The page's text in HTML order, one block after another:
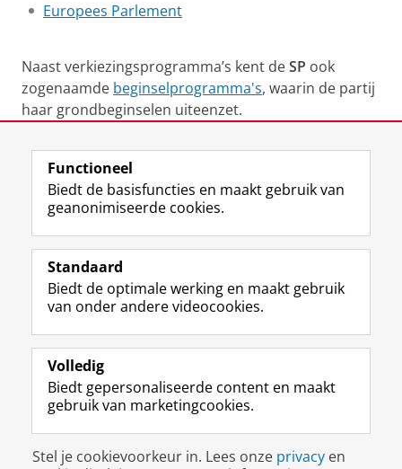
Europees Parlement
Naast verkiezingsprogramma’s kent deSP ook
zogenaamde beginselprogramma's, waarin de partij
haar grondbeginselen uiteenzet.
Laatst gewijzigd: 26 maart 2025 15:13
Volg de RUG
F
a
e
b
o
p
a
i
n
L
i
k
e
I
-
p
g
i
R
S
-
f
e
R
k
s
I
n
t
r
m
c
c
Y
o
T
e
k
a
a
Studiekiezers
Alumni
Over ons
Disclaimer & Copyright
Functioneel
Biedt de basisfuncties en maakt gebruik van
geanonimiseerde cookies.
Standaard
Biedt de optimale werking en maakt gebruik
van onder andere videocookies.
Volledig
Biedt gepersonaliseerde content en maakt
gebruik van marketingcookies.
Stel je cookievoorkeur in. Lees onze privacy en